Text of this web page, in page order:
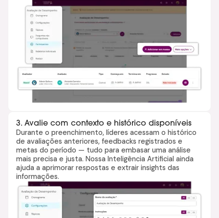
3. Avalie com contexto e histórico disponíveis
Durante o preenchimento, líderes acessam o histórico
de avaliações anteriores, feedbacks registrados e
metas do período — tudo para embasar uma análise
mais precisa e justa. Nossa Inteligência Artificial ainda
ajuda a aprimorar respostas e extrair insights das
informações.